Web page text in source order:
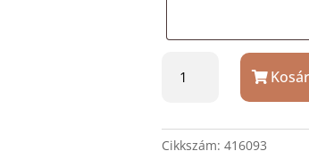
konyakos
ajándék
Cikkszám: 416093